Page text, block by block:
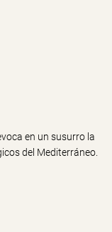
en un susurro la
del Mediterráneo.